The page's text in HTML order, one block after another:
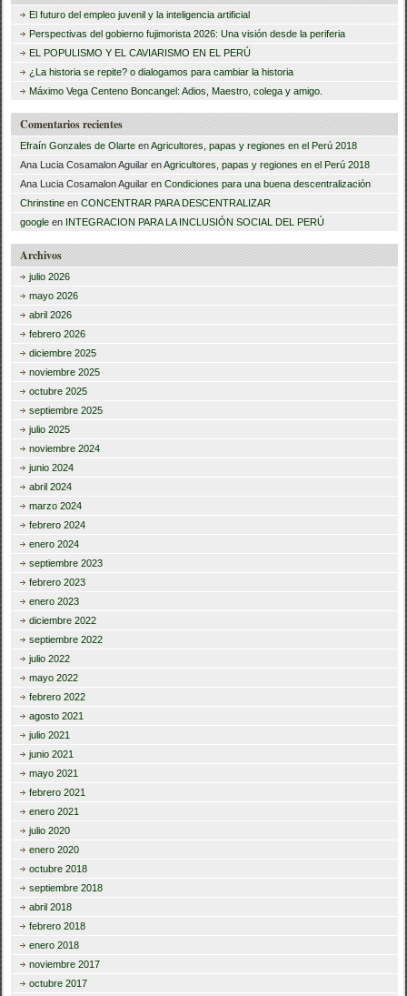
s
c
a
r
El futuro del empleo juvenil y la inteligencia artificial
Perspectivas del gobierno fujimorista 2026: Una visión desde la periferia
EL POPULISMO Y EL CAVIARISMO EN EL PERÚ
¿La historia se repite? o dialogamos para cambiar la historia
Máximo Vega Centeno Boncangel: Adios, Maestro, colega y amigo.
Comentarios recientes
Efraín Gonzales de Olarte enAgricultores, papas y regiones en el Perú 2018
Ana Lucia Cosamalon Aguilar enAgricultores, papas y regiones en el Perú 2018
Ana Lucia Cosamalon Aguilar enCondiciones para una buena descentralización
Chrinstine enCONCENTRAR PARA DESCENTRALIZAR
google en INTEGRACION PARA LA INCLUSIÓN SOCIAL DEL PERÚ
Archivos
julio 2026
mayo 2026
abril 2026
febrero 2026
diciembre 2025
noviembre 2025
octubre 2025
septiembre 2025
julio 2025
noviembre 2024
junio 2024
abril 2024
marzo 2024
febrero 2024
enero 2024
septiembre 2023
febrero 2023
enero 2023
diciembre 2022
septiembre 2022
julio 2022
mayo 2022
febrero 2022
agosto 2021
julio 2021
junio 2021
mayo 2021
febrero 2021
enero 2021
julio 2020
enero 2020
octubre 2018
septiembre 2018
abril 2018
febrero 2018
enero 2018
noviembre 2017
octubre 2017